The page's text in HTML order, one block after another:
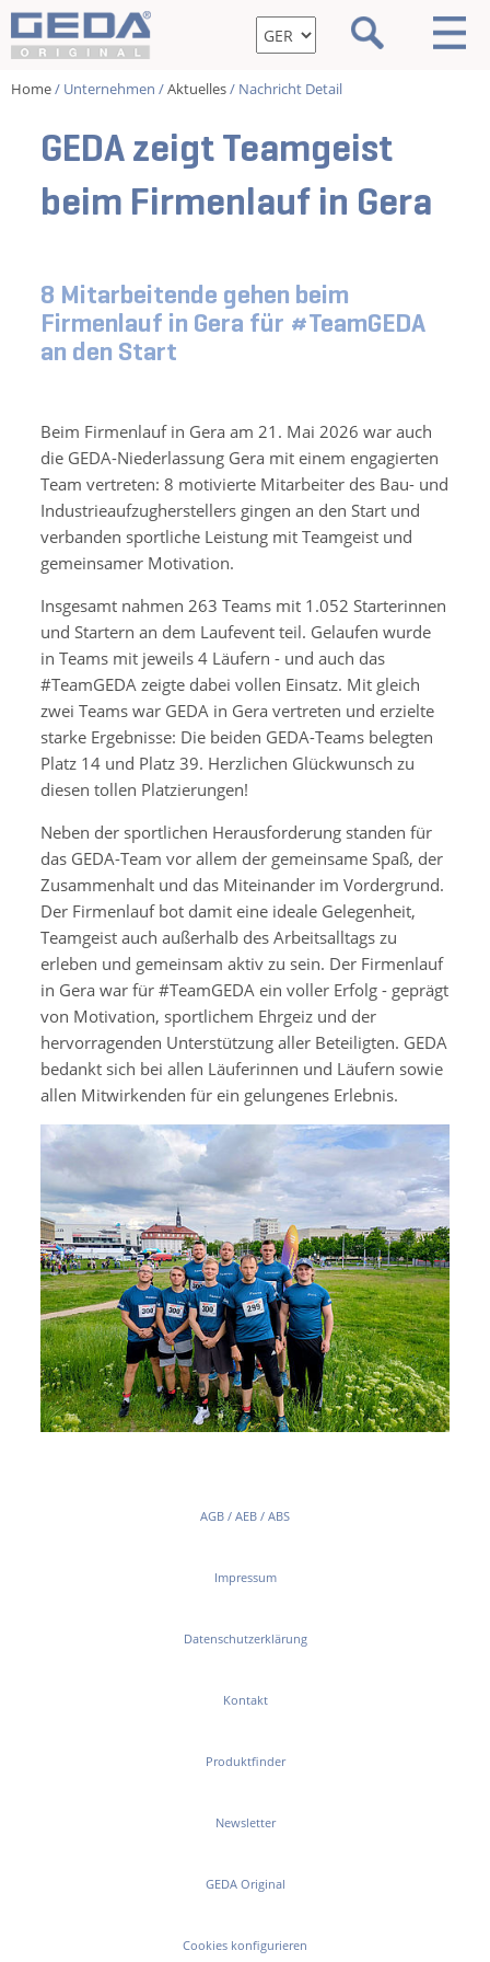
Home/ Unternehmen /Aktuelles/ Nachricht Detail
GEDA zeigt Teamgeist
beim Firmenlauf in Gera
8 Mitarbeitende gehen beim
Firmenlauf in Gera für #TeamGEDA
an den Start
Beim Firmenlauf in Gera am 21. Mai 2026 war auch
die GEDA-Niederlassung Gera mit einem engagierten
Team vertreten: 8 motivierte Mitarbeiter des Bau- und
Industrieaufzugherstellers gingen an den Start und
verbanden sportliche Leistung mit Teamgeist und
gemeinsamer Motivation.
Insgesamt nahmen 263 Teams mit 1.052 Starterinnen
und Startern an dem Laufevent teil. Gelaufen wurde
in Teams mit jeweils 4 Läufern - und auch das
#TeamGEDA zeigte dabei vollen Einsatz. Mit gleich
zwei Teams war GEDA in Gera vertreten und erzielte
starke Ergebnisse: Die beiden GEDA-Teams belegten
Platz 14 und Platz 39. Herzlichen Glückwunsch zu
diesen tollen Platzierungen!
Neben der sportlichen Herausforderung standen für
das GEDA-Team vor allem der gemeinsame Spaß, der
Zusammenhalt und das Miteinander im Vordergrund.
Der Firmenlauf bot damit eine ideale Gelegenheit,
Teamgeist auch außerhalb des Arbeitsalltags zu
erleben und gemeinsam aktiv zu sein. Der Firmenlauf
in Gera war für #TeamGEDA ein voller Erfolg - geprägt
von Motivation, sportlichem Ehrgeiz und der
hervorragenden Unterstützung aller Beteiligten. GEDA
bedankt sich bei allen Läuferinnen und Läufern sowie
allen Mitwirkenden für ein gelungenes Erlebnis.
AGB / AEB / ABS
Impressum
Datenschutzerklärung
Kontakt
Produktfinder
Newsletter
GEDA Original
Cookies konfigurieren